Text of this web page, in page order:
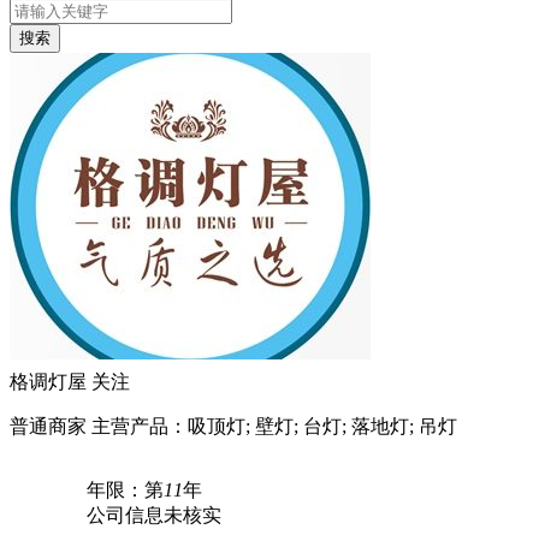
搜索
格调灯屋 关注
普通商家 主营产品：吸顶灯; 壁灯; 台灯; 落地灯; 吊灯
年限：第11年
公司信息未核实